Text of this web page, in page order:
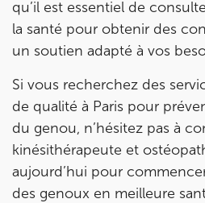
qu’il est essentiel de
la santé pour obtenir des
un soutien adapté à vos
Si vous recherchez des
de qualité à Paris pour
du genou, n’hésitez pas à
kinésithérapeute et
aujourd’hui pour
des genoux en meilleure
Prenez RDV sur
IK BOIS COLOMBES
1 Rue Mertens 92600
1 Rue Mertens 92600
01 43 50 50 81
Prenez RDV sur
Prenez RDV sur